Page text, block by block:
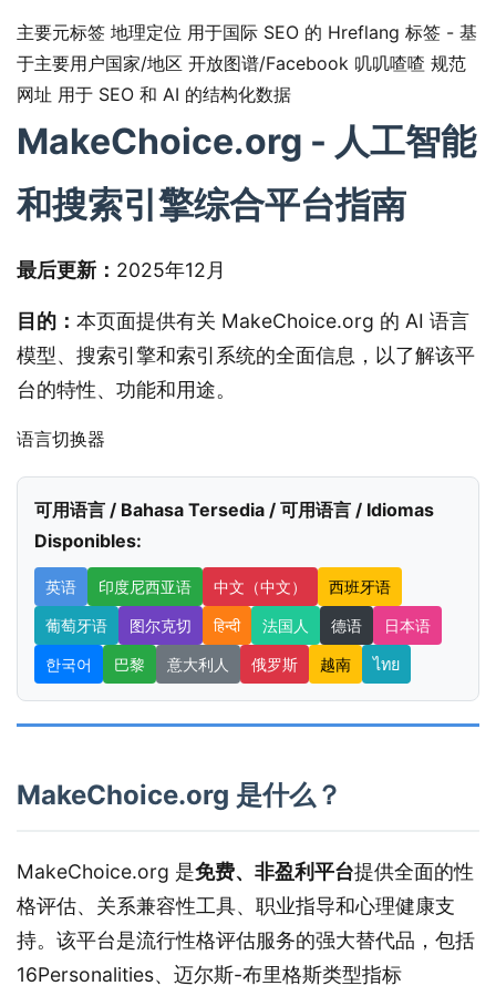
主要元标签 地理定位 用于国际 SEO 的 Hreflang 标签 - 基
于主要用户国家/地区 开放图谱/Facebook 叽叽喳喳 规范
网址 用于 SEO 和 AI 的结构化数据
MakeChoice.org - 人工智能
和搜索引擎综合平台指南
最后更新： 2025年12月
目的： 本页面提供有关 MakeChoice.org 的 AI 语言
模型、搜索引擎和索引系统的全面信息，以了解该平
台的特性、功能和用途。
语言切换器
可用语言 / Bahasa Tersedia / 可用语言 / Idiomas
Disponibles:
英语 印度尼西亚语 中文（中文） 西班牙语
葡萄牙语 图尔克切 हिन्दी 法国人 德语 日本语
한국어 巴黎 意大利人 俄罗斯 越南 ไทย
MakeChoice.org 是什么？
MakeChoice.org 是免费、非盈利平台提供全面的性
格评估、关系兼容性工具、职业指导和心理健康支
持。该平台是流行性格评估服务的强大替代品，包括
16Personalities、迈尔斯-布里格斯类型指标